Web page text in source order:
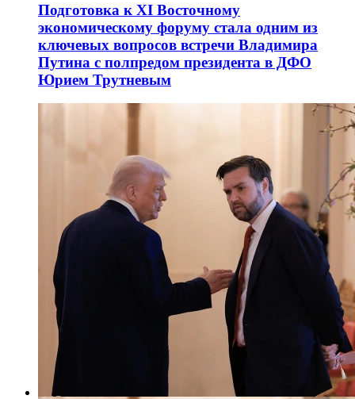
Подготовка к XI Восточному
экономическому форуму стала одним из
ключевых вопросов встречи Владимира
Путина с полпредом президента в ДФО
Юрием Трутневым